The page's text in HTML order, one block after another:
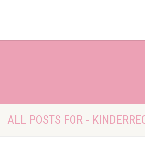
ALL POSTS FOR -